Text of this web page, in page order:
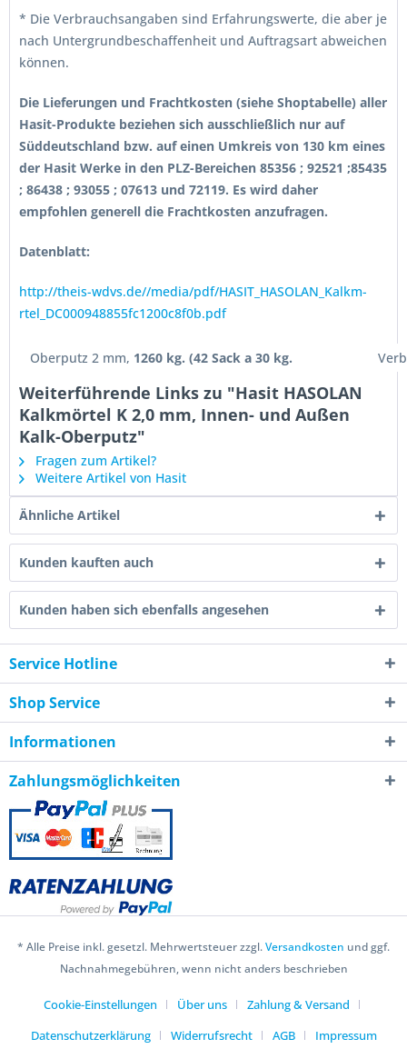
* Die Verbrauchsangaben sind Erfahrungswerte, die aber je
nach Untergrundbeschaffenheit und Auftragsart abweichen
können.
Die Lieferungen und Frachtkosten (siehe Shoptabelle) aller
Hasit-Produkte beziehen sich ausschließlich nur auf
Süddeutschland bzw. auf einen Umkreis von 130 km eines
der Hasit Werke in den PLZ-Bereichen 85356 ; 92521 ;85435
; 86438 ; 93055 ; 07613 und 72119. Es wird daher
empfohlen generell die Frachtkosten anzufragen.
Datenblatt:
http://theis-wdvs.de//media/pdf/HASIT_HASOLAN_Kalkm-
rtel_DC000948855fc1200c8f0b.pdf
Oberputz 2 mm, 1260 kg. (42 Sack a 30 kg.
Weiterführende Links zu "Hasit HASOLAN
Kalkmörtel K 2,0 mm, Innen- und Außen
Kalk-Oberputz"
Fragen zum Artikel?
Weitere Artikel von Hasit
Ähnliche Artikel
Kunden kauften auch
Kunden haben sich ebenfalls angesehen
Service Hotline
Shop Service
Informationen
Zahlungsmöglichkeiten
* Alle Preise inkl. gesetzl. Mehrwertsteuer zzgl.Versandkosten und ggf.
Nachnahmegebühren, wenn nicht anders beschrieben
Cookie-Einstellungen Über uns
Zahlung & Versand
Datenschutzerklärung
Widerrufsrecht AGB
Impressum